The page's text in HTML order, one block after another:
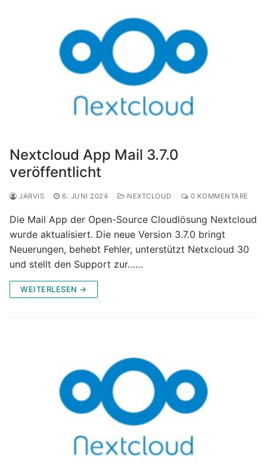
Nextcloud App Mail 3.7.0
veröffentlicht
JARVIS 6. JUNI 2024 NEXTCLOUD 0 KOMMENTARE
Die Mail App der Open-Source Cloudlösung Nextcloud
wurde aktualisiert. Die neue Version 3.7.0 bringt
Neuerungen, behebt Fehler, unterstützt Netxcloud 30
und stellt den Support zur……
WEITERLESEN →